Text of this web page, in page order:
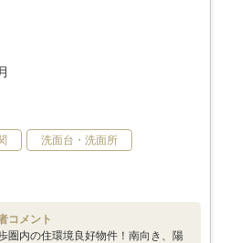
洗面台・洗面所
コメント
圏内の住環境良好物件！南向き、陽